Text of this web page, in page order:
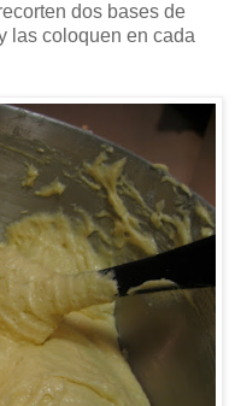
dos bases de
las coloquen en cada